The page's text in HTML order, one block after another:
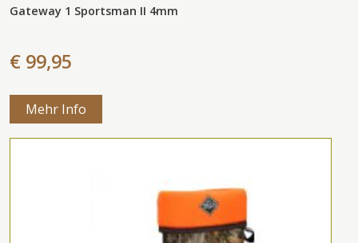
Gateway 1 Sportsman II 4mm
€ 99,95
Mehr Info